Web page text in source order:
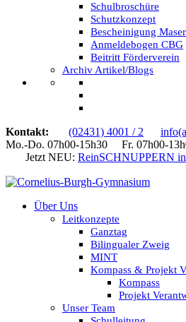
Schulbroschüre
Schutzkonzept
Bescheinigung
Anmeldebogen CBG
Beitritt Förderverein
Archiv Artikel/Blogs
Kontakt: (02431) 4001 / 2
Mo.-Do. 07h00-15h30 Fr.
Jetzt NEU: ReinSCHNUPPERN
Über Uns
Leitkonzepte
Ganztag
Bilingualer Zweig
MINT
Kompass & Projekt
Kompass
Projekt
Unser Team